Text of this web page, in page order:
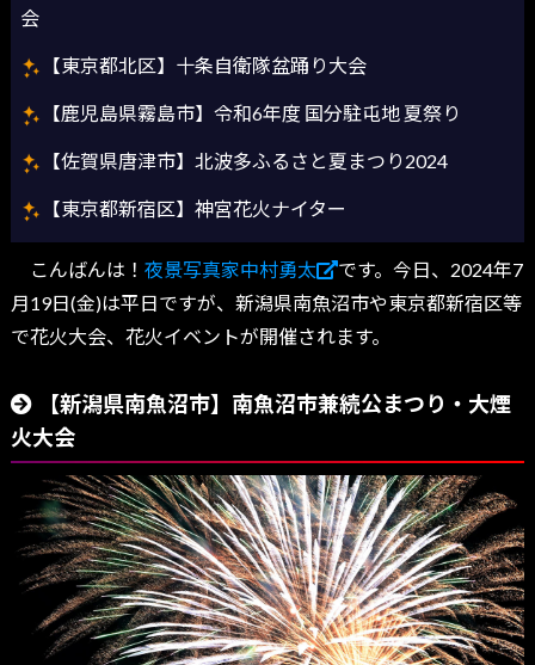
会
【東京都北区】十条自衛隊盆踊り大会
【鹿児島県霧島市】令和6年度 国分駐屯地 夏祭り
【佐賀県唐津市】北波多ふるさと夏まつり2024
【東京都新宿区】神宮花火ナイター
こんばんは！ 夜景写真家中村勇太
です。今日、2024年7
月19日(金)は平日ですが、新潟県南魚沼市や東京都新宿区等
で花火大会、花火イベントが開催されます。
【新潟県南魚沼市】南魚沼市兼続公まつり・大煙
火大会